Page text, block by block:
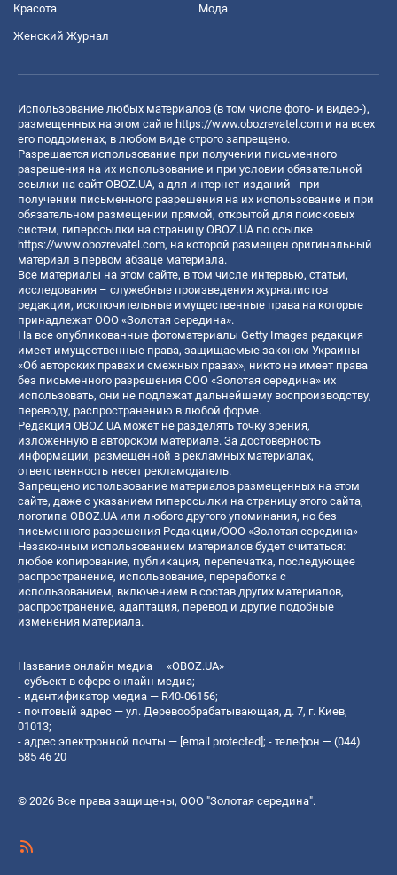
Красота Мода
Женский Журнал
Использование любых материалов (в том числе фото- и видео-),
размещенных на этом сайте https://www.obozrevatel.com и на всех
его поддоменах, в любом виде строго запрещено.
Разрешается использование при получении письменного
разрешения на их использование и при условии обязательной
ссылки на сайт OBOZ.UA, а для интернет-изданий - при
получении письменного разрешения на их использование и при
обязательном размещении прямой, открытой для поисковых
систем, гиперссылки на страницу OBOZ.UA по ссылке
https://www.obozrevatel.com, на которой размещен оригинальный
материал в первом абзаце материала.
Все материалы на этом сайте, в том числе интервью, статьи,
исследования – служебные произведения журналистов
редакции, исключительные имущественные права на которые
принадлежат ООО «Золотая середина».
На все опубликованные фотоматериалы Getty Images редакция
имеет имущественные права, защищаемые законом Украины
«Об авторских правах и смежных правах», никто не имеет права
без письменного разрешения ООО «Золотая середина» их
использовать, они не подлежат дальнейшему воспроизводству,
переводу, распространению в любой форме.
Редакция OBOZ.UA может не разделять точку зрения,
изложенную в авторском материале. За достоверность
информации, размещенной в рекламных материалах,
ответственность несет рекламодатель.
Запрещено использование материалов размещенных на этом
сайте, даже с указанием гиперссылки на страницу этого сайта,
логотипа OBOZ.UA или любого другого упоминания, но без
письменного разрешения Редакции/ООО «Золотая середина»
Незаконным использованием материалов будет считаться:
любое копирование, публикация, перепечатка, последующее
распространение, использование, переработка с
использованием, включением в состав других материалов,
распространение, адаптация, перевод и другие подобные
изменения материала.
Название онлайн медиа — «OBOZ.UA»
- субъект в сфере онлайн медиа;
- идентификатор медиа — R40-06156;
- почтовый адрес — ул. Деревообрабатывающая, д. 7, г. Киев,
01013;
- адрес электронной почты — [email protected]; - телефон — (044)
585 46 20
© 2026 Все права защищены, ООО "Золотая середина".